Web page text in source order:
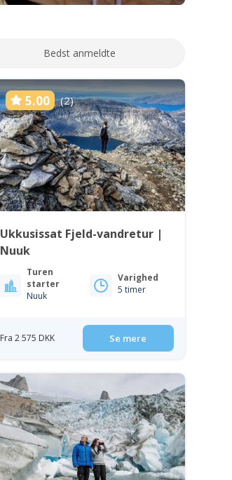
Bedst anmeldte
5.00 (2)
Ukkusissat Fjeld-vandretur |
Nuuk
Turen
starter
Nuuk
Varighed
5 timer
Fra 2 575 DKK Se mere